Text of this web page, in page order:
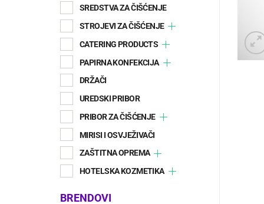
SREDSTVA ZA ČIŠĆENJE
STROJEVI ZA ČIŠĆENJE
CATERING PRODUCTS
PAPIRNA KONFEKCIJA
DRŽAČI
UREDSKI PRIBOR
PRIBOR ZA ČIŠĆENJE
MIRISI I OSVJEŽIVAČI
ZAŠTITNA OPREMA
HOTELSKA KOZMETIKA
BRENDOVI